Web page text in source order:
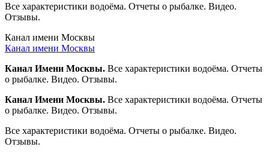
Все характеристики водоёма. Отчеты о рыбалке. Видео.
Отзывы.
Канал имени Москвы
Канал имени Москвы
Канал Имени Москвы. Все характеристики водоёма. Отчеты
о рыбалке. Видео. Отзывы.
Канал Имени Москвы. Все характеристики водоёма. Отчеты
о рыбалке. Видео. Отзывы.
Все характеристики водоёма. Отчеты о рыбалке. Видео.
Отзывы.